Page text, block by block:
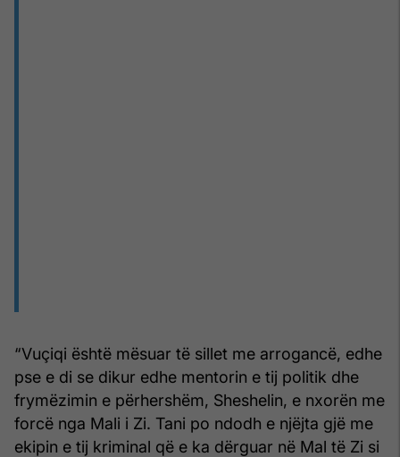
“Vuçiqi është mësuar të sillet me arrogancë, edhe
pse e di se dikur edhe mentorin e tij politik dhe
frymëzimin e përhershëm, Sheshelin, e nxorën me
forcë nga Mali i Zi. Tani po ndodh e njëjta gjë me
ekipin e tij kriminal që e ka dërguar në Mal të Zi si